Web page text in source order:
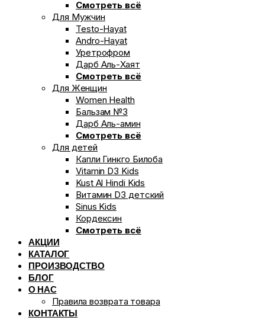
Смотреть всё
Для Мужчин
Testo-Hayat
Andro-Hayat
Уретрофром
Дарб Аль-Хаят
Смотреть всё
Для Женщин
Women Health
Бальзам №3
Дарб Аль-амин
Смотреть всё
Для детей
Капли Гинкго Билоба
Vitamin D3 Kids
Kust Al Hindi Kids
Витамин D3 детский
Sinus Kids
Кордексин
Смотреть всё
АКЦИИ
КАТАЛОГ
ПРОИЗВОДСТВО
БЛОГ
О НАС
Правила возврата товара
КОНТАКТЫ